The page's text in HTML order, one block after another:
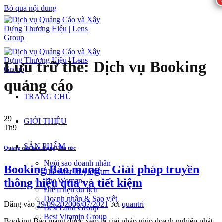
Bỏ qua nội dung
TRANG CHỦ
GIỚI THIỆU
SẢN PHẨM
Ngôi sao doanh nhân
The Best In Vietnam
The Woman
Điểm hẹn du lịch
Doanh nhân & Sao việt
Best Land Group
Best Vitamin Group
Lưu trữ thẻ: Dịch vụ Booking
quảng cáo
29
Th9
Quảng cáo báo mạng,Tin tức
Booking Báo mạng – Giải pháp truyền
thông hiệu quả và tiết kiệm
Đăng vào 29/09/202006/07/2021 bởi quantri